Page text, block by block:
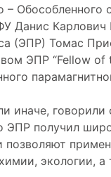
–
Данис
(ЭПР) Томас
ЭПР “Fellow of
иначе,
ЭПР получил
позволяют
экологии,